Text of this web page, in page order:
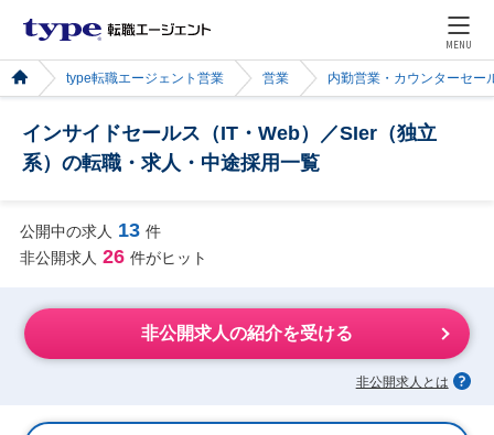
MENU
type転職エージェント営業 営業 内勤営業・カウンターセー
インサイドセールス（IT・Web）／SIer（独立
系）の転職・求人・中途採用一覧
公開中の求人 13 件
非公開求人 26 件がヒット
非公開求人の紹介を受ける
非公開求人とは